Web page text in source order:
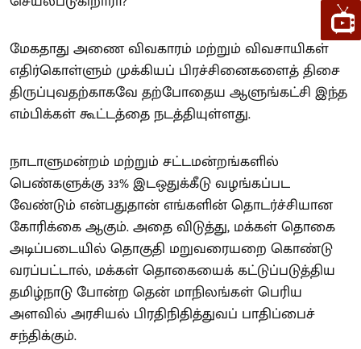
மேகதாது அணை விவகாரம் மற்றும் விவசாயிகள்
எதிர்கொள்ளும் முக்கியப் பிரச்சினைகளைத் திசை
திருப்புவதற்காகவே தற்போதைய ஆளுங்கட்சி இந்த
எம்பிக்கள் கூட்டத்தை நடத்தியுள்ளது.
நாடாளுமன்றம் மற்றும் சட்டமன்றங்களில்
பெண்களுக்கு 33% இடஒதுக்கீடு வழங்கப்பட
வேண்டும் என்பதுதான் எங்களின் தொடர்ச்சியான
கோரிக்கை ஆகும். அதை விடுத்து, மக்கள் தொகை
அடிப்படையில் தொகுதி மறுவரையறை கொண்டு
வரப்பட்டால், மக்கள் தொகையைக் கட்டுப்படுத்திய
தமிழ்நாடு போன்ற தென் மாநிலங்கள் பெரிய
அளவில் அரசியல் பிரதிநிதித்துவப் பாதிப்பைச்
சந்திக்கும்.